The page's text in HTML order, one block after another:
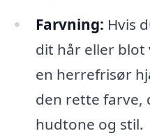
Farvning: Hvis
dit hår eller blot
en herrefrisør
den rette farve,
hudtone og stil.